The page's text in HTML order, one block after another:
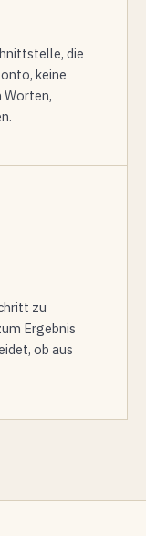
die
keine
Worten,
zu
Ergebnis
ob aus